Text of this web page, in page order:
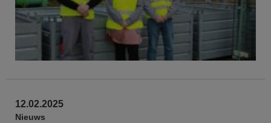
12.02.2025
Nieuws